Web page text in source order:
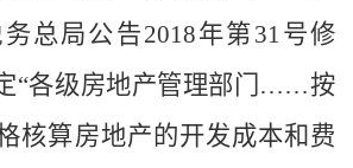
总局公告2018年第31号修
“各级房地产管理部门……按
核算房地产的开发成本和费